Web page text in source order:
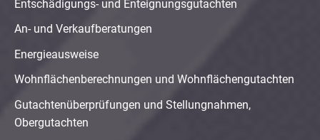
Entschädigungs- und Enteignungsgutachten
An- und Verkaufberatungen
Energieausweise
Wohnflächenberechnungen und Wohnflächengutachten
Gutachtenüberprüfungen und Stellungnahmen,
Obergutachten